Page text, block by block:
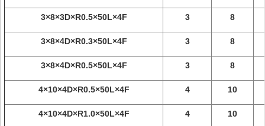
3×8×3D×R0.5×50L×4F 3 8
3×8×4D×R0.3×50L×4F 3 8
3×8×4D×R0.5×50L×4F 3 8
4×10×4D×R0.5×50L×4F 4 10
4×10×4D×R1.0×50L×4F 4 10